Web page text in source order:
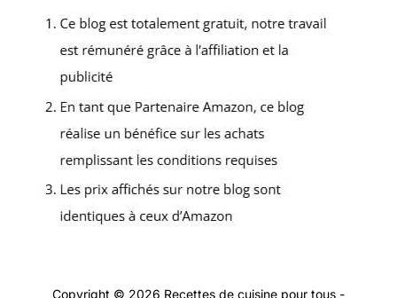
Copyright © 2026 Recettes de cuisine pour tous -